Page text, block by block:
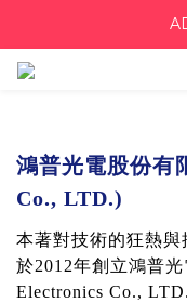
鴻普光電股份有
Co., LTD.)
本著對技術的狂熱與
於2012年創立鴻普
Electronics Co.,